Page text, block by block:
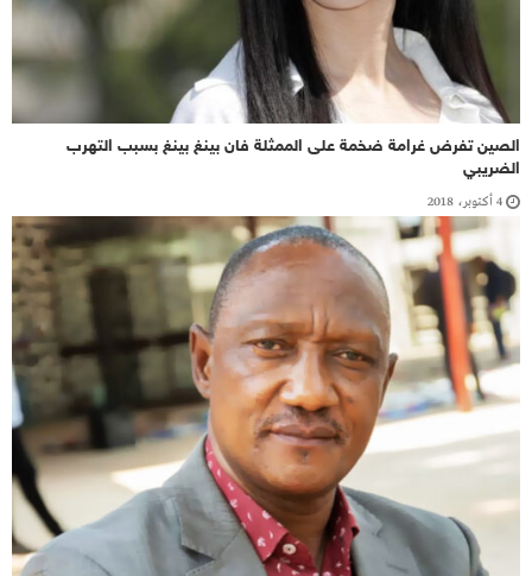
الصين تفرض غرامة ضخمة على الممثلة فان بينغ بينغ بسبب التهرب
الضريبي
4 أكتوبر، 2018